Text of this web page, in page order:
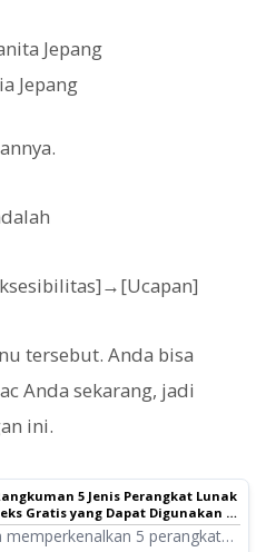
Jepang
Jepang
tersebut. Anda bisa
Anda sekarang, jadi
ini.
5 Jenis Perangkat Lunak
Gratis yang Dapat Digunakan di
memperkenalkan 5 perangkat